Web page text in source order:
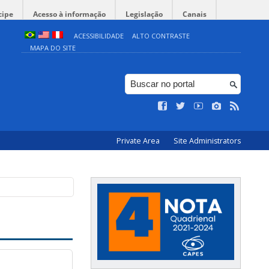
Acesso à informação Legislação Canais
ACESSIBILIDADE
ALTO CONTRASTE
MAPA DO SITE
Private Area Site Administrators